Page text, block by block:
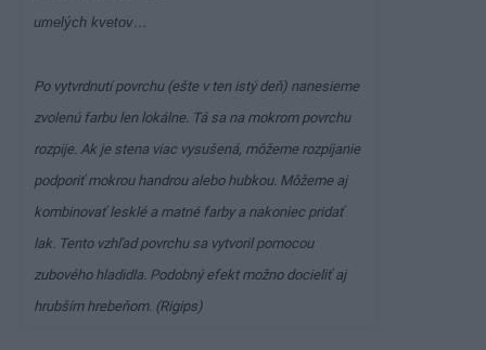
umelých kvetov…
Po vytvrdnutí povrchu (ešte v ten istý deň) nanesieme
zvolenú farbu len lokálne. Tá sa na mokrom povrchu
rozpije. Ak je stena viac vysušená, môžeme rozpíjanie
podporiť mokrou handrou alebo hubkou. Môžeme aj
kombinovať lesklé a matné farby a nakoniec pridať
lak. Tento vzhľad povrchu sa vytvoril pomocou
zubového hladidla. Podobný efekt možno docieliť aj
hrubším hrebeňom. (Rigips)